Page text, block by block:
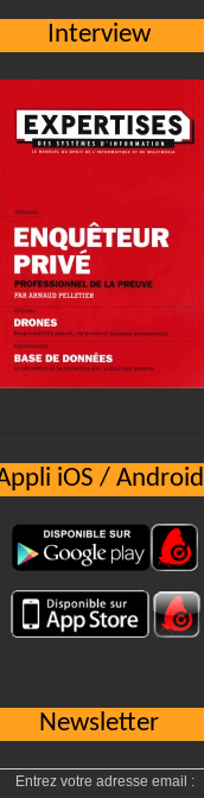
Interview
iOS / Android
Newsletter
Entrez votre adresse email :